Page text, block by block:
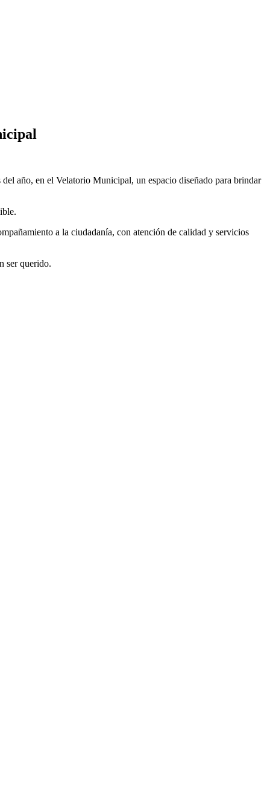
año, en el Velatorio Municipal, un espacio diseñado para brindar
a la ciudadanía, con atención de calidad y servicios
ser querido.